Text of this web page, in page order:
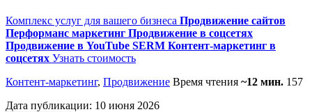
Комплекс услуг для вашего бизнеса Продвижение сайтов
Перформанс маркетинг Продвижение в соцсетях
Продвижение в YouTube SERM Контент-маркетинг в
соцсетях Узнать стоимость
Контент-маркетинг, Продвижение Время чтения ~12 мин. 157
Дата публикации: 10 июня 2026